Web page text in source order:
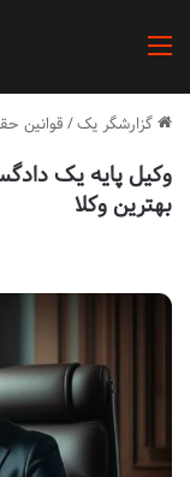
گزارشگر یک/قوانین
وکیل پایه یک
بهترین وکلا